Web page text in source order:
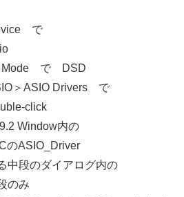
で
Mode で DSD
＞ASIO Drivers で
click
Window内の
ASIO_Driver
中段のダイアログ内の
のみ